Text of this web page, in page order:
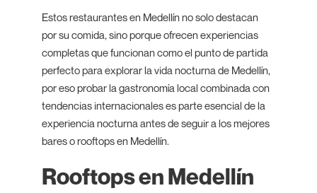
Estos restaurantes en Medellín no solo destacan
por su comida, sino porque ofrecen experiencias
completas que funcionan como el punto de partida
perfecto para explorar la vida nocturna de Medellín,
por eso probar la gastronomía local combinada con
tendencias internacionales es parte esencial de la
experiencia nocturna antes de seguir a los mejores
bares o rooftops en Medellín.
Rooftops en Medellín